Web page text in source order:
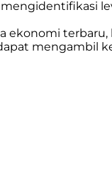
ekonomi
mengambil